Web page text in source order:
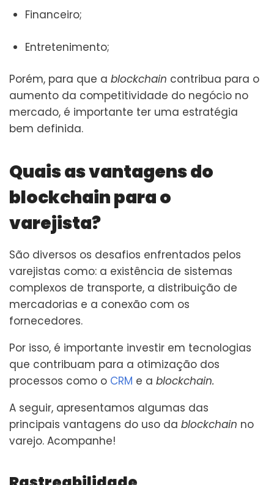
Financeiro;
Entretenimento;
Porém, para que a blockchain contribua para o
aumento da competitividade do negócio no
mercado, é importante ter uma estratégia
bem definida.
Quais as vantagens do
blockchain para o
varejista?
São diversos os desafios enfrentados pelos
varejistas como: a existência de sistemas
complexos de transporte, a distribuição de
mercadorias e a conexão com os
fornecedores.
Por isso, é importante investir em tecnologias
que contribuam para a otimização dos
processos como o CRM e a blockchain.
A seguir, apresentamos algumas das
principais vantagens do uso da blockchain no
varejo. Acompanhe!